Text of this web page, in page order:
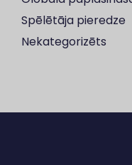
Spēlētāja pieredze
Nekategorizēts